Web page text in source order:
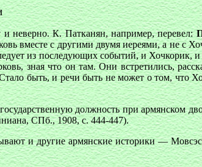
неверно. К. Патканян, например, перевел:
вместе с другими двумя иереями, а не с
из последующих событий, и Хочкорик,
зная что он там. Они встретились,
быть, и речи быть не может о том, что
должность при армянском
СПб., 1908, с. 444-447).
и другие армянские историки —